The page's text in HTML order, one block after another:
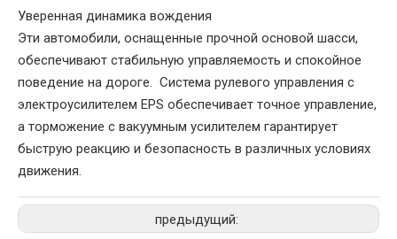
‌Уверенная динамика вождения‌
Эти автомобили, оснащенные прочной основой шасси,
обеспечивают стабильную управляемость и спокойное
поведение на дороге. Система рулевого управления с
электроусилителем EPS обеспечивает точное управление,
а торможение с вакуумным усилителем гарантирует
быструю реакцию и безопасность в различных условиях
движения.
предыдущий: